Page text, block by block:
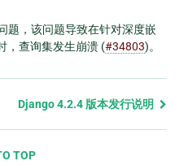
题，该问题导致在针对深度嵌
，查询集发生崩溃 (#34803)。
Django 4.2.4 版本发行说明
TOP